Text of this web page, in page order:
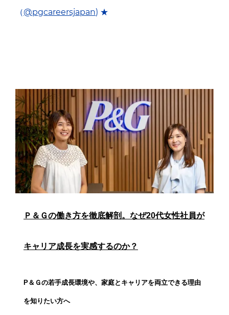
（@pgcareersjapan) ★
Ｐ＆Ｇの働き方を徹底解剖。なぜ20代女性社員が
キャリア成長を実感するのか？
P＆Ｇの若手成長環境や、 家庭とキャリアを両立できる理由
を知りたい方へ